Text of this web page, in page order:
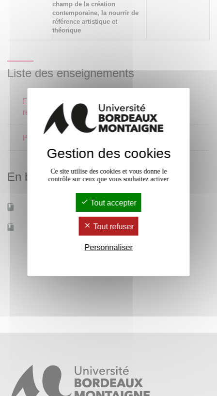
champ de la création
contemporaine, la nourrir de
référence artistique et
théorique
Liste des enseignements
Expérimentation et
recherche artistique
3 crédits
Performances croisées
En bref
Oui
Accessible à distance Non
Gestion des cookies
Ce site utilise des cookies et vous donne le
contrôle sur ceux que vous souhaitez activer
Tout accepter
Tout refuser
Personnaliser